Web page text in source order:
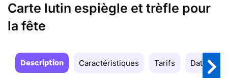
Carte lutin espiègle et trèfle pour
la fête
Description Caractéristiques Tarifs Date de